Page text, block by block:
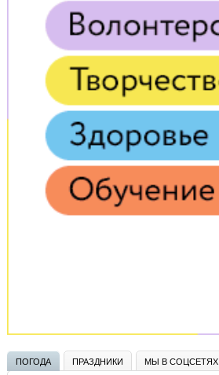
ПОГОДА ПРАЗДНИКИ МЫ В СОЦСЕТЯХ